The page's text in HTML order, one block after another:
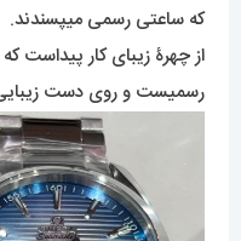
که ساعتی رسمی میپسندند.
از چهرۀ زیبای کار پیداست
رسمیست و روی دست زیبایی